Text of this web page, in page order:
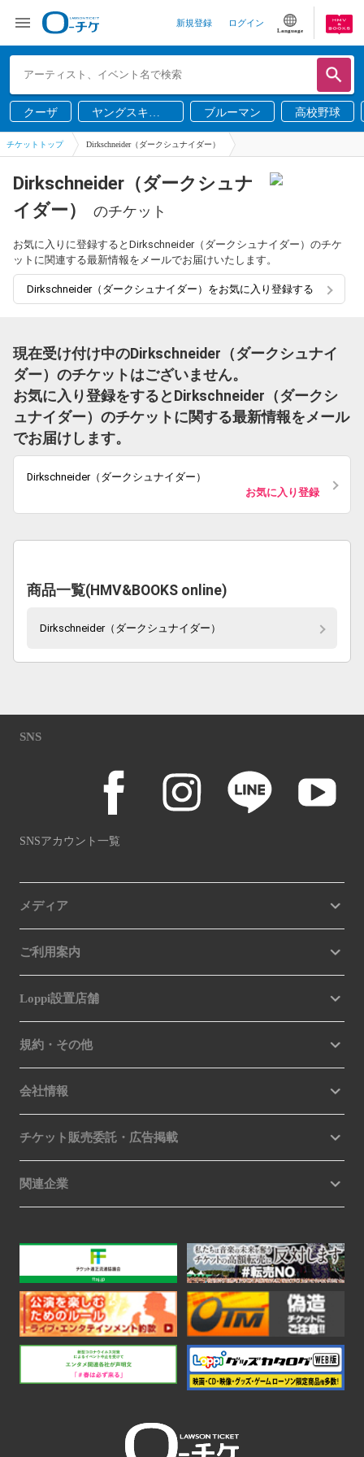
新規登録 ログイン
Language
クーザ
ヤングスキニ
ー
ブルーマン 高校野球
チケットトップ Dirkschneider（ダークシュナイダー）
Dirkschneider（ダークシュナ
イダー）
のチケット
お気に入りに登録するとDirkschneider（ダークシュナイダー）のチケ
ットに関連する最新情報をメールでお届けいたします。
Dirkschneider（ダークシュナイダー）をお気に入り登録する
現在受け付け中のDirkschneider（ダークシュナイ
ダー）のチケットはございません。
お気に入り登録をするとDirkschneider（ダークシ
ュナイダー）のチケットに関する最新情報をメール
でお届けします。
Dirkschneider（ダークシュナイダー）
お気に入り登録
商品一覧(HMV&BOOKS online)
Dirkschneider（ダークシュナイダー）
SNS
SNSアカウント一覧
メディア
ご利用案内
Loppi設置店舗
規約・その他
会社情報
チケット販売委託・広告掲載
関連企業